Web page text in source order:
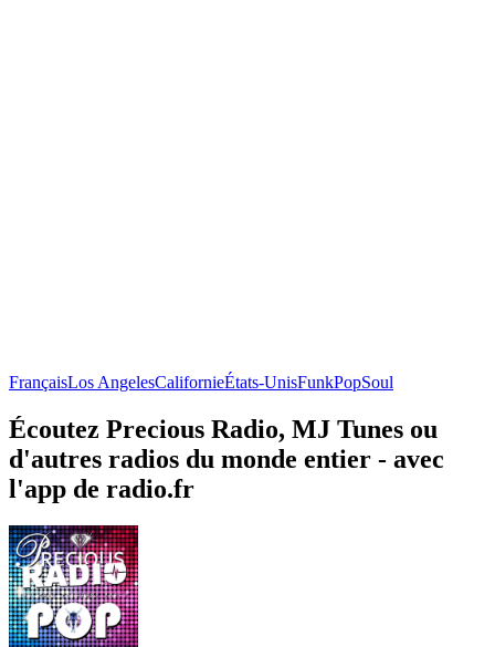
FrançaisLos AngelesCalifornieÉtats-UnisFunkPopSoul
Écoutez Precious Radio, MJ Tunes ou
d'autres radios du monde entier - avec
l'app de radio.fr